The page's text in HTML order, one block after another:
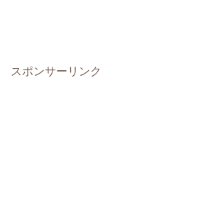
スポンサーリンク